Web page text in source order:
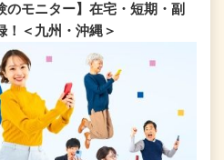
のモニター】在宅・短期・副
＜九州・沖縄＞